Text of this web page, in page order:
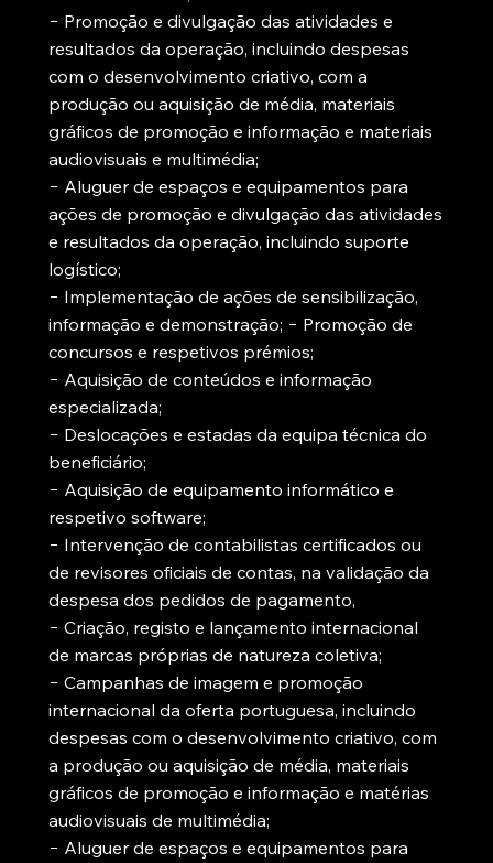
− Promoção e divulgação das atividades e
resultados da operação, incluindo despesas
com o desenvolvimento criativo, com a
produção ou aquisição de média, materiais
gráficos de promoção e informação e materiais
audiovisuais e multimédia;
− Aluguer de espaços e equipamentos para
ações de promoção e divulgação das atividades
e resultados da operação, incluindo suporte
logístico;
− Implementação de ações de sensibilização,
informação e demonstração; − Promoção de
concursos e respetivos prémios;
− Aquisição de conteúdos e informação
especializada;
− Deslocações e estadas da equipa técnica do
beneficiário;
− Aquisição de equipamento informático e
respetivo software;
− Intervenção de contabilistas certificados ou
de revisores oficiais de contas, na validação da
despesa dos pedidos de pagamento,
− Criação, registo e lançamento internacional
de marcas próprias de natureza coletiva;
− Campanhas de imagem e promoção
internacional da oferta portuguesa, incluindo
despesas com o desenvolvimento criativo, com
a produção ou aquisição de média, materiais
gráficos de promoção e informação e matérias
audiovisuais de multimédia;
− Aluguer de espaços e equipamentos para